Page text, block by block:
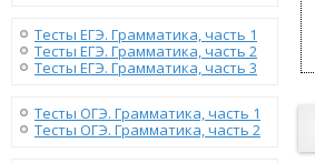
Тесты ЕГЭ. Грамматика, часть 1
Тесты ЕГЭ. Грамматика, часть 2
Тесты ЕГЭ. Грамматика, часть 3
Тесты ОГЭ. Грамматика, часть 1
Тесты ОГЭ. Грамматика, часть 2